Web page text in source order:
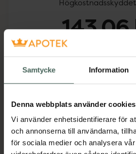
Samtycke Information
Denna webbplats använder cookies
Vi använder enhetsidentifierare för
och annonserna till användarna,
för sociala medier och analysera
Köp via ditt recept
Aktuella erbjudanden
Beskrivning